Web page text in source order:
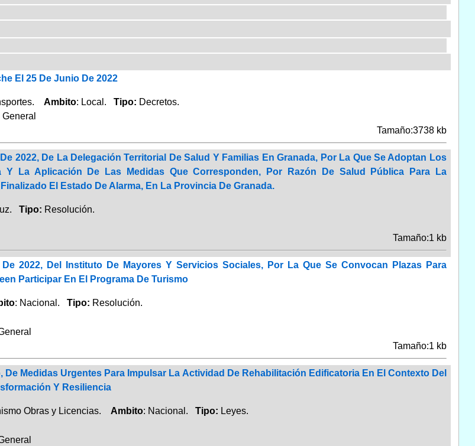
El 25 De Junio De 2022
Ambito: Local. Tipo: Decretos.
General
Tamaño:3738 kb
2022, De La Delegación Territorial De Salud Y Familias En Granada, Por La Que Se Adoptan Los
Y La Aplicación De Las Medidas Que Corresponden, Por Razón De Salud Pública Para La
El Estado De Alarma, En La Provincia De Granada.
Tipo: Resolución.
Tamaño:1 kb
2022, Del Instituto De Mayores Y Servicios Sociales, Por La Que Se Convocan Plazas Para
Participar En El Programa De Turismo
: Nacional. Tipo: Resolución.
Tamaño:1 kb
De Medidas Urgentes Para Impulsar La Actividad De Rehabilitación Edificatoria En El Contexto Del
Y Resiliencia
Obras y Licencias. Ambito: Nacional. Tipo: Leyes.